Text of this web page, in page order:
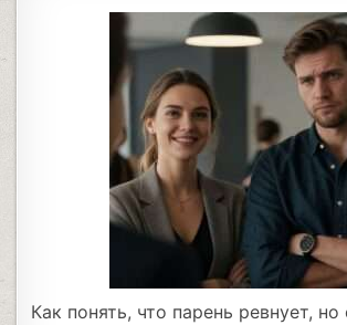
Как понять, что парень ревнует,